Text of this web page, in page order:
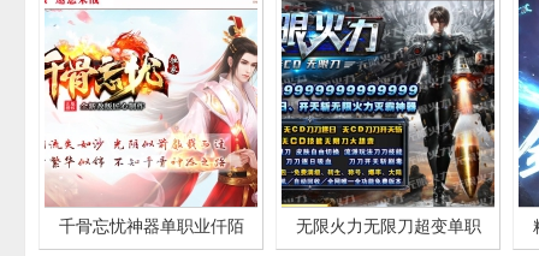
千骨忘忧神器单职业仟陌
无限火力无限刀超变单职